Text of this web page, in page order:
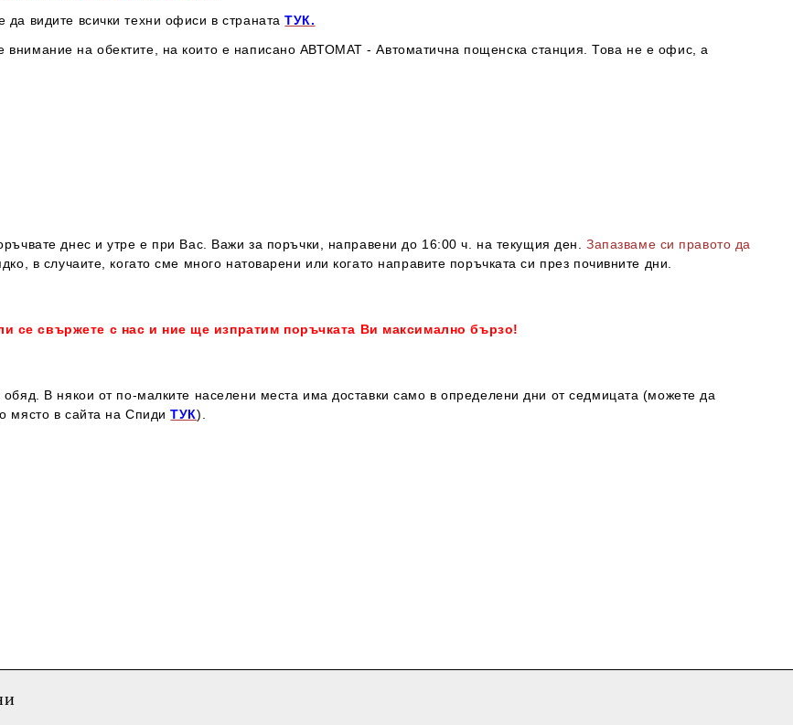
да видите всички техни офиси в страната ТУК.
внимание на обектите, на които е написано АВТОМАТ - Автоматична пощенска станция. Това не е офис, а
днес и утре е при Вас. Важи за поръчки, направени до 16:00 ч. на текущия ден.Запазваме си правото да
в случаите, когато сме много натоварени или когато направите поръчката си през почивните дни.
се свържете с нас и ние ще изпратим поръчката Ви максимално бързо!
В някои от по-малките населени места има доставки само в определени дни от седмицата (можете да
място в сайта на СпидиТУК).